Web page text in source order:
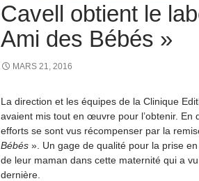
Cavell obtient le
Ami des Bébés »
MARS 21, 2016
La direction et les équipes de la Clinique
avaient mis tout en œuvre pour l’obtenir. En
efforts se sont vus récompenser par la
Bébés ». Un gage de qualité pour la prise
de leur maman dans cette maternité qui a
dernière.